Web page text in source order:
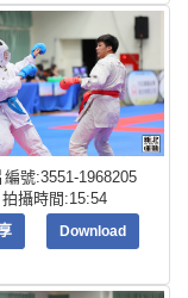
編號:3551-1968205
拍攝時間:15:54
Download